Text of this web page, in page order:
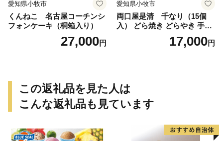
愛知県小牧市
くんねこ 名古屋コーチンシ
フォンケーキ（桐箱入り）
27,000円
愛知県小牧市
両口屋是清 千なり（15個
入） どら焼き どらやき 手土
産 お土産 土産 丹波大納言小
豆 抹茶 林檎 りんご 慶事 お
17,000円
この返礼品を見た人は
こんな返礼品も見ています